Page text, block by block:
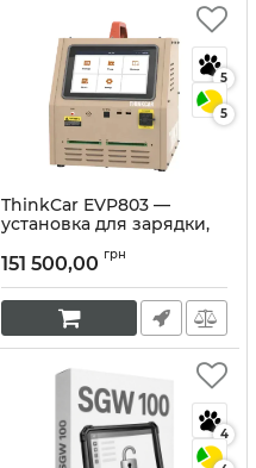
5
5
ThinkCar EVP803 —
установка для зарядки,
балансировки
модулей
Артикул:10410
151 500,00 грн
4